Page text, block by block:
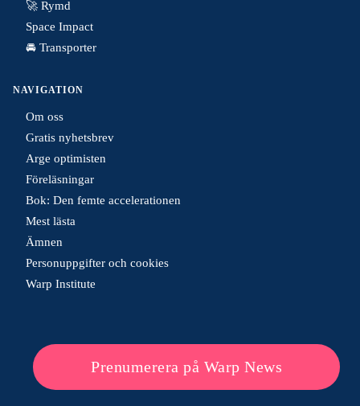
🚀 Rymd
Space Impact
🚘 Transporter
NAVIGATION
Om oss
Gratis nyhetsbrev
Arge optimisten
Föreläsningar
Bok: Den femte accelerationen
Mest lästa
Ämnen
Personuppgifter och cookies
Warp Institute
Prenumerera på Warp News